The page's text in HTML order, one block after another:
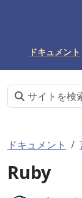
ドキュメント
ドキュメント
Ruby